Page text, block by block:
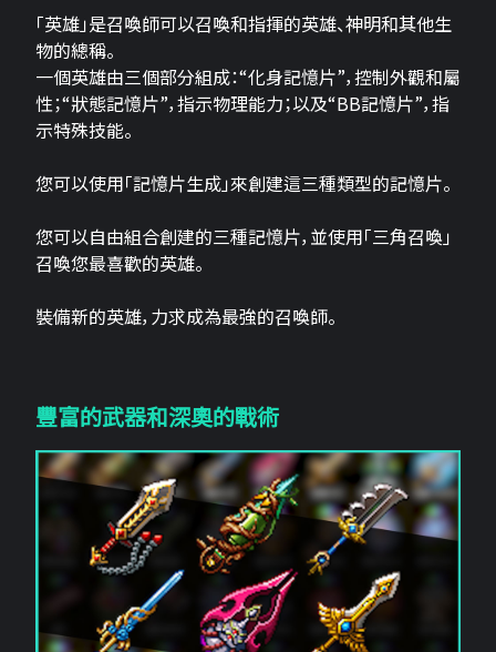
「英雄」是召喚師可以召喚和指揮的英雄、神明和其他生
物的總稱。
一個英雄由三個部分組成：“化身記憶片”，控制外觀和屬
性；“狀態記憶片”，指示物理能力；以及“BB記憶片”，指
示特殊技能。
您可以使用「記憶片生成」來創建這三​​種類型的記憶片。
您可以自由組合創建的三種記憶片，並使用「三角召喚」
召喚您最喜歡的英雄。
裝備新的英雄，力求成為最強的召喚師。
豐富的武器和深奧的戰術